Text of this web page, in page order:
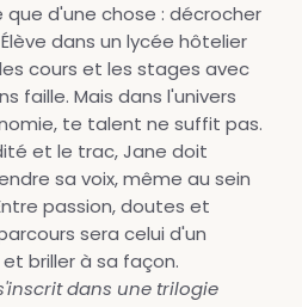
que d'une chose : décrocher
dans un lycée hôtelier
cours et les stages avec
faille. Mais dans l'univers
te talent ne suffit pas.
et le trac, Jane doit
sa voix, même au sein
passion, doutes et
sera celui d'un
briller à sa façon.
dans une trilogie